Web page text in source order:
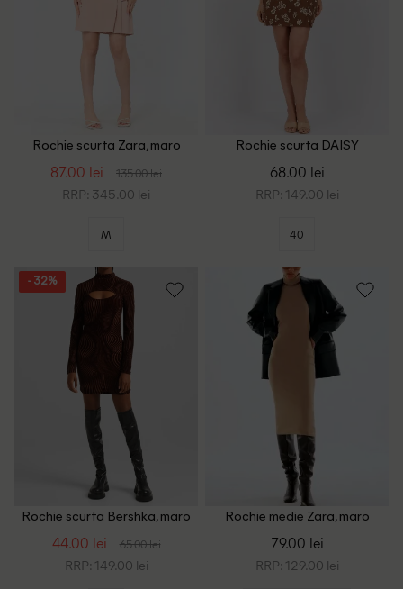
Rochie scurta Zara, maro
87.00 lei 135.00 lei
RRP: 345.00 lei
M
Rochie scurta DAISY
68.00 lei
RRP: 149.00 lei
40
- 32%
Rochie scurta Bershka, maro
44.00 lei 65.00 lei
RRP: 149.00 lei
Rochie medie Zara, maro
79.00 lei
RRP: 129.00 lei